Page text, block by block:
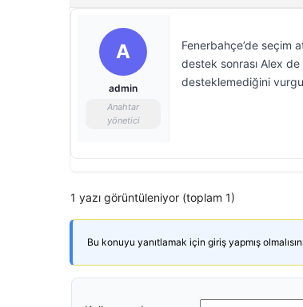
A
admin
Anahtar
yönetici
Fenerbahçe’de seçim
destek sonrası Alex
desteklemediğini
1 yazı görüntüleniyor (toplam 1)
Bu konuyu yanıtlamak için giriş yapmış